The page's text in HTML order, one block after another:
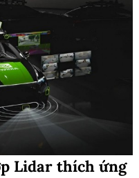
Lidar thích ứng